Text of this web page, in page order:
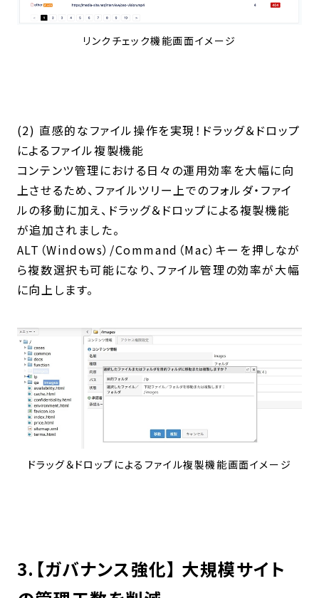
リンクチェック機能画面イメージ
(2) 直感的なファイル操作を実現！ドラッグ＆ドロップ
によるファイル複製機能
コンテンツ管理における日々の運用効率を大幅に向
上させるため、ファイルツリー上でのフォルダ・ファイ
ルの移動に加え、ドラッグ＆ドロップによる複製機能
が追加されました。
ALT（Windows）/Command（Mac）キーを押しなが
ら複数選択も可能になり、ファイル管理の効率が大幅
に向上します。
ドラッグ＆ドロップによるファイル複製機能画面イメージ
3.【ガバナンス強化】 大規模サイト